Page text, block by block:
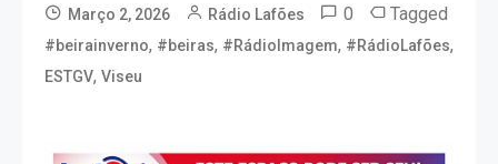
Março 2, 2026 Rádio Lafões 0 Tagged
#beirainverno, #beiras, #RádioImagem, #RádioLafões,
ESTGV, Viseu